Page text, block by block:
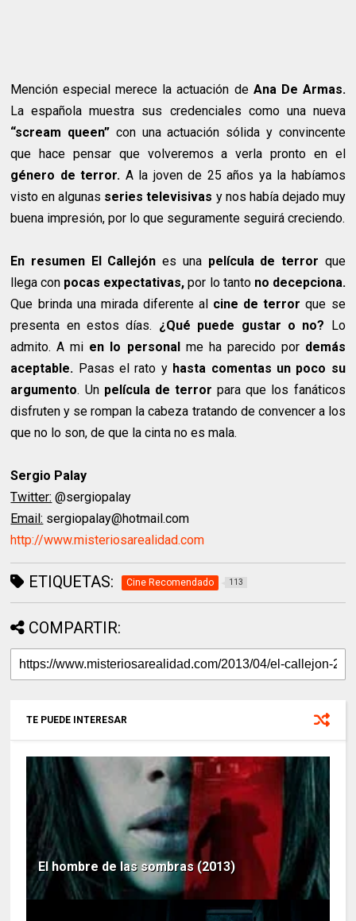
Mención especial merece la actuación de Ana De Armas.
La española muestra sus credenciales como una nueva
“scream queen” con una actuación sólida y convincente
que hace pensar que volveremos a verla pronto en el
género de terror. A la joven de 25 años ya la habíamos
visto en algunas series televisivas y nos había dejado muy
buena impresión, por lo que seguramente seguirá creciendo.
En resumen El Callejón es una película de terror que
llega con pocas expectativas, por lo tanto no decepciona.
Que brinda una mirada diferente al cine de terrorque se
presenta en estos días. ¿Qué puede gustar o no? Lo
admito. A mi en lo personalme ha parecido por demás
aceptable. Pasas el rato y hasta comentas un poco su
argumento. Un película de terror para que los fanáticos
disfruten y se rompan la cabeza tratando de convencer a los
que no lo son, de que la cinta no es mala.
Sergio Palay
Twitter: @sergiopalay
Email: sergiopalay@hotmail.com
http://www.misteriosarealidad.com
ETIQUETAS: Cine Recomendado 113
COMPARTIR:
TE PUEDE INTERESAR
El hombre de las sombras (2013)